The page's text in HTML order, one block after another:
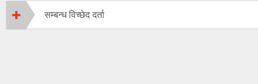
सम्बन्ध विच्छेद दर्ता